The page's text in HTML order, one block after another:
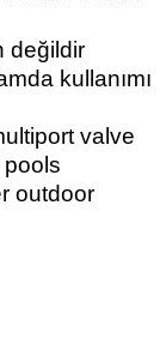
değildir
kullanımı
valve
outdoor